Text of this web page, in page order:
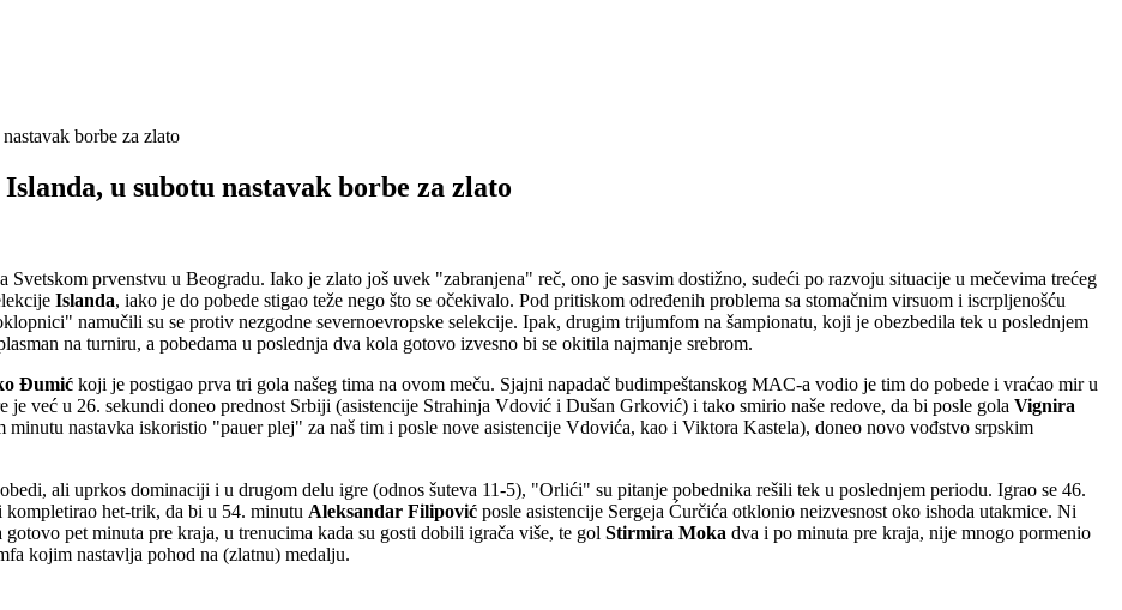
borbe za zlato
u subotu nastavak borbe za zlato
prvenstvu u Beogradu. Iako je zlato još uvek "zabranjena" reč, ono je sasvim dostižno, sudeći po razvoju situacije u mečevima trećeg
Islanda, iako je do pobede stigao teže nego što se očekivalo. Pod pritiskom određenih problema sa stomačnim virsuom i iscrpljenošću
namučili su se protiv nezgodne severnoevropske selekcije. Ipak, drugim trijumfom na šampionatu, koji je obezbedila tek u poslednjem
na turniru, a pobedama u poslednja dva kola gotovo izvesno bi se okitila najmanje srebrom.
Đumić koji je postigao prva tri gola našeg tima na ovom meču. Sjajni napadač budimpeštanskog MAC-a vodio je tim do pobede i vraćao mir u
već u 26. sekundi doneo prednost Srbiji (asistencije Strahinja Vdović i Dušan Grković) i tako smirio naše redove, da bi posle gola Vignira
minutu nastavka iskoristio "pauer plej" za naš tim i posle nove asistencije Vdovića, kao i Viktora Kastela), doneo novo vođstvo srpskim
ali uprkos dominaciji i u drugom delu igre (odnos šuteva 11-5), "Orlići" su pitanje pobednika rešili tek u poslednjem periodu. Igrao se 46.
het-trik, da bi u 54. minutu Aleksandar Filipović posle asistencije Sergeja Ćurčića otklonio neizvesnost oko ishoda utakmice. Ni
pet minuta pre kraja, u trenucima kada su gosti dobili igrača više, te gol Stirmira Moka dva i po minuta pre kraja, nije mnogo pormenio
kojim nastavlja pohod na (zlatnu) medalju.